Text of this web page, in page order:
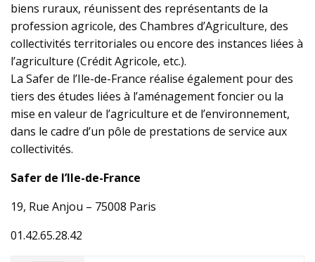
biens ruraux, réunissent des représentants de la
profession agricole, des Chambres d’Agriculture, des
collectivités territoriales ou encore des instances liées à
l’agriculture (Crédit Agricole, etc.).
La Safer de l’Ile-de-France réalise également pour des
tiers des études liées à l’aménagement foncier ou la
mise en valeur de l’agriculture et de l’environnement,
dans le cadre d’un pôle de prestations de service aux
collectivités.
Safer de l’Ile-de-France
19, Rue Anjou – 75008 Paris
01.42.65.28.42